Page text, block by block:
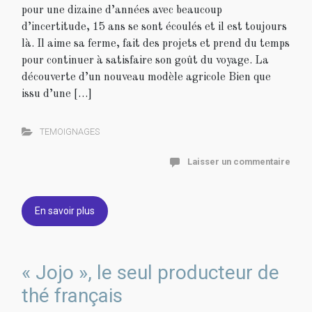
pour une dizaine d’années avec beaucoup
d’incertitude, 15 ans se sont écoulés et il est toujours
là. Il aime sa ferme, fait des projets et prend du temps
pour continuer à satisfaire son goût du voyage. La
découverte d’un nouveau modèle agricole Bien que
issu d’une […]
TEMOIGNAGES
Laisser un commentaire
En savoir plus
« Jojo », le seul producteur de
thé français